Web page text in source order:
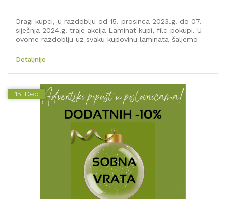
Dragi kupci, u razdoblju od 15. prosinca 2023.g. do 07.
siječnja 2024.g. traje akcija Laminat kupi, filc pokupi. U
ovome razdoblju uz svaku kupovinu laminata šaljemo
potrebe da filc dodajete u košaricu, automatizmom će
na druge vrste i debljine filca.
Detaljnije
15. Dec